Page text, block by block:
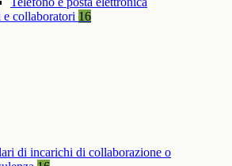
e collaboratori 16
di incarichi di collaborazione o